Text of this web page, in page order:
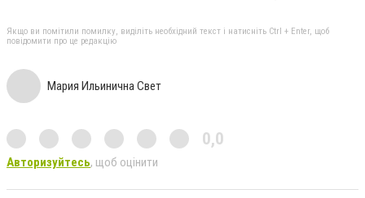
Якщо ви помітили помилку, виділіть необхідний текст і натисніть Ctrl + Enter, щоб
повідомити про це редакцію
Мария Ильинична Свет
0,0
Авторизуйтесь, щоб оцінити